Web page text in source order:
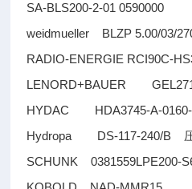
SA-BLS200-2-01 0590000
weidmueller BLZP 5.00/03/
RADIO-ENERGIE RCI90C-
LENORD+BAUER
HYDAC HDA3745-A-0160-
Hydropa DS-117-240/B
SCHUNK 0381559LPE200-